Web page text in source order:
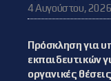
4 Αυγούστου,
Πρόσκληση για
εκπαιδευτικών
οργανικές